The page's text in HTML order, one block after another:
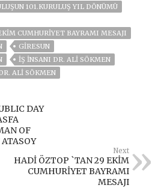
101.KURULUŞ YIL DÖNÜMÜ
CUMHURİYET BAYRAMI MESAJI
GİRESUN
IŞ INSANI DR. ALI SÖKMEN
ALI SÖKMEN
DAY
OF
Next
HADİ ÖZTOP `TAN 29 EKİM
CUMHURİYET BAYRAMI
MESAJI